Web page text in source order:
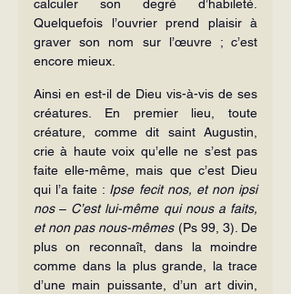
calculer son degré d’habileté.
Quelquefois l’ouvrier prend plaisir à
graver son nom sur l’œuvre ; c’est
encore mieux.
Ainsi en est-il de Dieu vis-à-vis de ses
créatures. En premier lieu, toute
créature, comme dit saint Augustin,
crie à haute voix qu’elle ne s’est pas
faite elle-même, mais que c’est Dieu
qui l’a faite : Ipse fecit nos, et non ipsi
nos – C’est lui-même qui nous a faits,
et non pas nous-mêmes (Ps 99, 3). De
plus on reconnaît, dans la moindre
comme dans la plus grande, la trace
d’une main puissante, d’un art divin,